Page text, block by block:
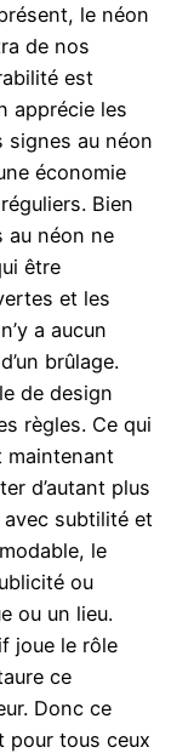
le néon
de nos
est
apprécie les
signes au néon
économie
Bien
au néon ne
être
et les
a aucun
brûlage.
de design
règles. Ce qui
maintenant
d’autant plus
subtilité et
le
ou
ou un lieu.
joue le rôle
ce
Donc ce
pour tous ceux